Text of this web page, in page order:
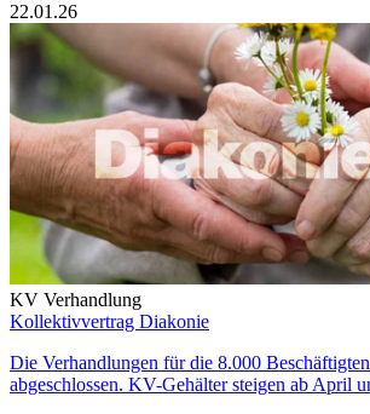
22.01.26
KV Verhandlung
Kollektivvertrag Diakonie
Die Verhandlungen für die 8.000
abgeschlossen. KV-Gehälter steigen ab April